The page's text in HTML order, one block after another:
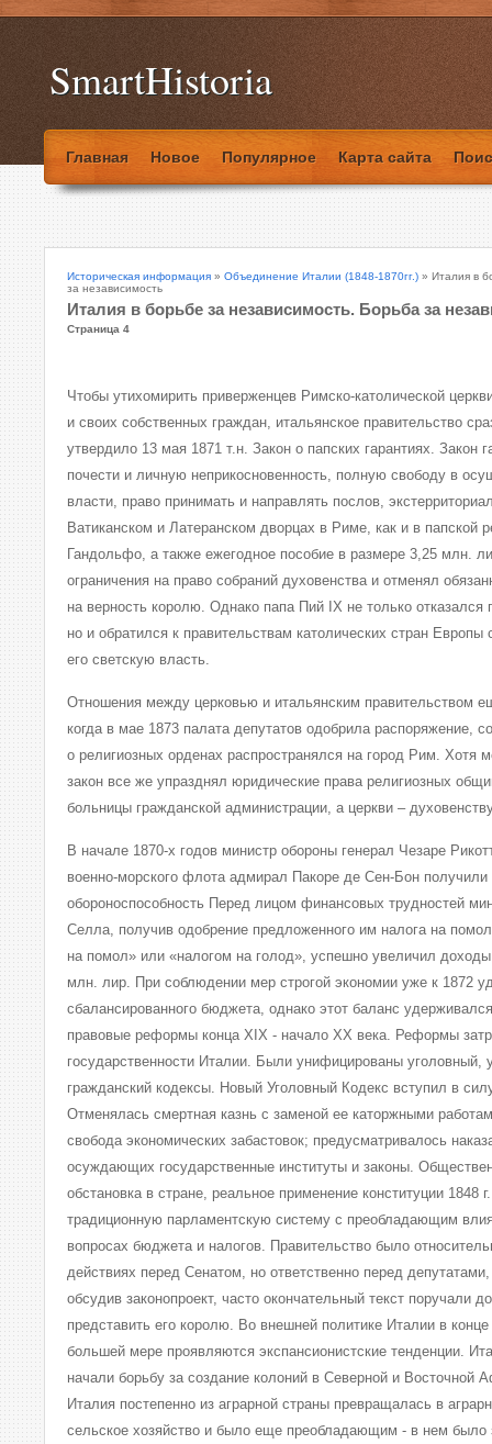
SmartHistoria
Главная Новое Популярное Карта сайта
Историческая информация » Объединение Италии (1848-1870гг.) » Италия в
за независимость
Италия в борьбе за независимость. Борьба за
Страница 4
Чтобы утихомирить приверженцев Римско-католической
и своих собственных граждан, итальянское правительство
утвердило 13 мая 1871 т.н. Закон о папских гарантиях. Закон
почести и личную неприкосновенность, полную свободу в
власти, право принимать и направлять послов,
Ватиканском и Латеранском дворцах в Риме, как и в папской
Гандольфо, а также ежегодное пособие в размере 3,25 млн.
ограничения на право собраний духовенства и отменял
на верность королю. Однако папа Пий IХ не только отказался
но и обратился к правительствам католических стран Европы
его светскую власть.
Отношения между церковью и итальянским правительством
когда в мае 1873 палата депутатов одобрила распоряжение,
о религиозных орденах распространялся на город Рим. Хотя
закон все же упразднял юридические права религиозных
больницы гражданской администрации, а церкви –
В начале 1870-х годов министр обороны генерал Чезаре
военно-морского флота адмирал Пакоре де Сен-Бон получили
обороноспособность Перед лицом финансовых трудностей
Селла, получив одобрение предложенного им налога на
на помол» или «налогом на голод», успешно увеличил
млн. лир. При соблюдении мер строгой экономии уже к 1872
сбалансированного бюджета, однако этот баланс
правовые реформы конца XIX - начало XX века. Реформы
государственности Италии. Были унифицированы уголовный,
гражданский кодексы. Новый Уголовный Кодекс вступил в
Отменялась смертная казнь с заменой ее каторжными
свобода экономических забастовок; предусматривалось
осуждающих государственные институты и законы.
обстановка в стране, реальное применение конституции 1848
традиционную парламентскую систему с преобладающим
вопросах бюджета и налогов. Правительство было
действиях перед Сенатом, но ответственно перед
обсудив законопроект, часто окончательный текст поручали
представить его королю. Во внешней политике Италии в
большей мере проявляются экспансионистские тенденции.
начали борьбу за создание колоний в Северной и Восточной
Италия постепенно из аграрной страны превращалась в
сельское хозяйство и было еще преобладающим - в нем было